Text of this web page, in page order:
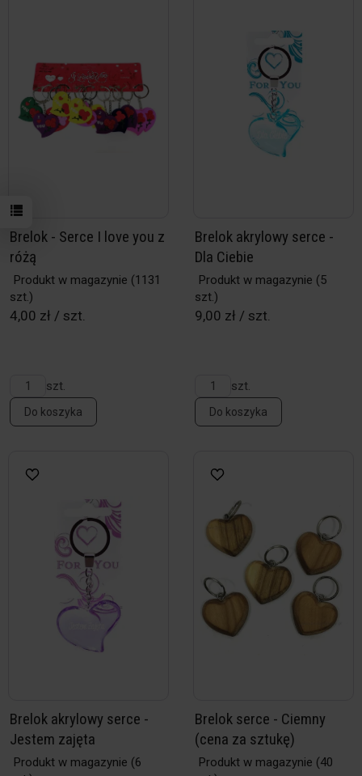
Brelok - Serce I love you z
różą
Produkt w magazynie (1131
szt.)
4,00 zł / szt.
szt.
Do koszyka
Brelok akrylowy serce -
Dla Ciebie
Produkt w magazynie (5
szt.)
9,00 zł / szt.
szt.
Do koszyka
Brelok akrylowy serce -
Jestem zajęta
Produkt w magazynie (6
Brelok serce - Ciemny
(cena za sztukę)
Produkt w magazynie (40